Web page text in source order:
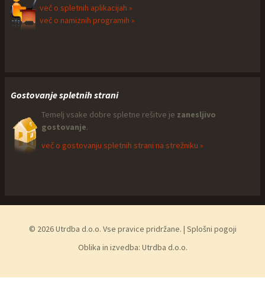
več o spletnih aplikacijah »
več o namiznih programih »
Gostovanje spletnih strani
Temelj vsake dobre spletne rešitve je zanesljivo
gostovanje.
več o gostovanju spletnih strani na strežniku »
© 2026 Utrdba d.o.o. Vse pravice pridržane. | Splošni pogoji
Oblika in izvedba: Utrdba d.o.o.